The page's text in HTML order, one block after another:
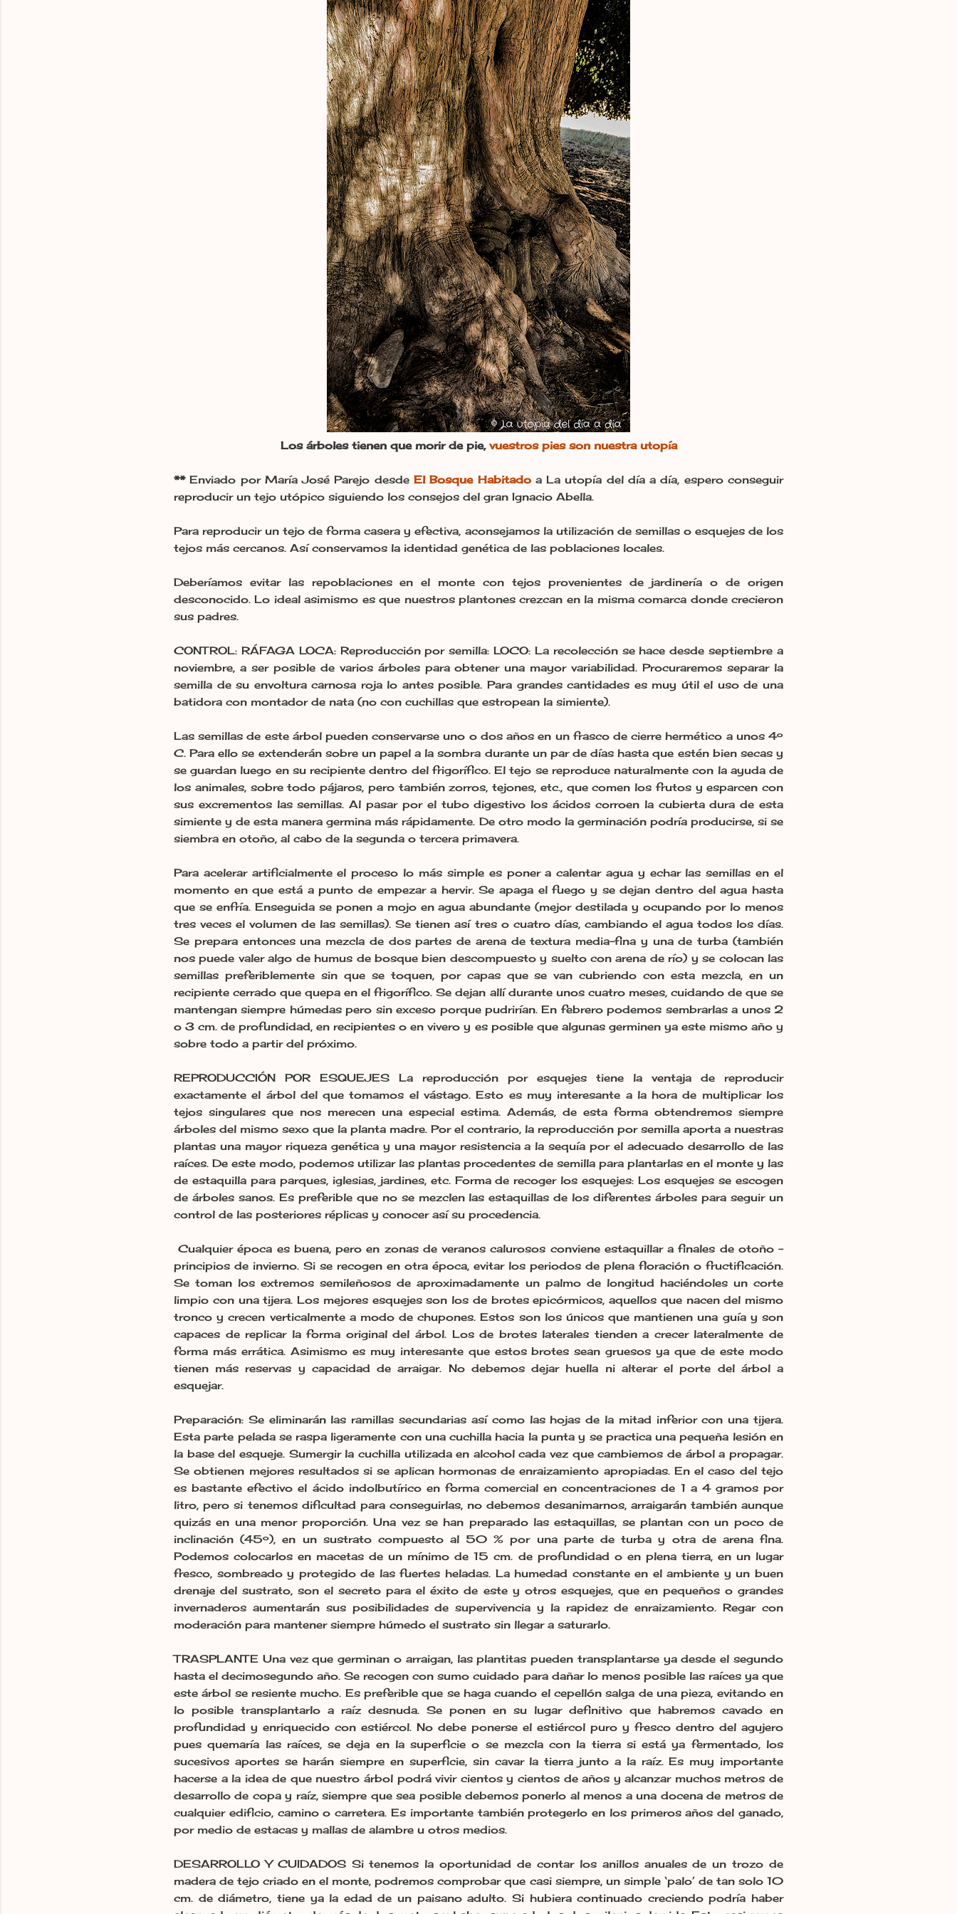
Los árboles tienen que morir de pie,vuestros pies son nuestra utopía
**Enviado por María José Parejo desde El Bosque Habitadoa La utopía del día a día, espero conseguir
reproducir un tejo utópico siguiendo los consejos del gran Ignacio Abella.
Para reproducir un tejo de forma casera y efectiva, aconsejamos la utilización de semillas o esquejes de los
tejos más cercanos. Así conservamos la identidad genética de las poblaciones locales.
Deberíamos evitar las repoblaciones en el monte con tejos provenientes de jardinería o de origen
desconocido. Lo ideal asimismo es que nuestros plantones crezcan en la misma comarca donde crecieron
sus padres.
CONTROL: RÁFAGA LOCA: Reproducción por semilla: LOCO: La recolección se hace desde septiembre a
noviembre, a ser posible de varios árboles para obtener una mayor variabilidad. Procuraremos separar la
semilla de su envoltura carnosa roja lo antes posible. Para grandes cantidades es muy útil el uso de una
batidora con montador de nata (no con cuchillas que estropean la simiente).
Las semillas de este árbol pueden conservarse uno o dos años en un frasco de cierre hermético a unos 4º
C. Para ello se extenderán sobre un papel a la sombra durante un par de días hasta que estén bien secas y
se guardan luego en su recipiente dentro del frigorífico. El tejo se reproduce naturalmente con la ayuda de
los animales, sobre todo pájaros, pero también zorros, tejones, etc., que comen los frutos y esparcen con
sus excrementos las semillas. Al pasar por el tubo digestivo los ácidos corroen la cubierta dura de esta
simiente y de esta manera germina más rápidamente. De otro modo la germinación podría producirse, si se
siembra en otoño, al cabo de la segunda o tercera primavera.
Para acelerar artificialmente el proceso lo más simple es poner a calentar agua y echar las semillas en el
momento en que está a punto de empezar a hervir. Se apaga el fuego y se dejan dentro del agua hasta
que se enfría. Enseguida se ponen a mojo en agua abundante (mejor destilada y ocupando por lo menos
tres veces el volumen de las semillas). Se tienen así tres o cuatro días, cambiando el agua todos los días.
Se prepara entonces una mezcla de dos partes de arena de textura media-fina y una de turba (también
nos puede valer algo de humus de bosque bien descompuesto y suelto con arena de río) y se colocan las
semillas preferiblemente sin que se toquen, por capas que se van cubriendo con esta mezcla, en un
recipiente cerrado que quepa en el frigorífico. Se dejan allí durante unos cuatro meses, cuidando de que se
mantengan siempre húmedas pero sin exceso porque pudrirían. En febrero podemos sembrarlas a unos 2
o 3 cm. de profundidad, en recipientes o en vivero y es posible que algunas germinen ya este mismo año y
sobre todo a partir del próximo.
REPRODUCCIÓN POR ESQUEJES La reproducción por esquejes tiene la ventaja de reproducir
exactamente el árbol del que tomamos el vástago. Esto es muy interesante a la hora de multiplicar los
tejos singulares que nos merecen una especial estima. Además, de esta forma obtendremos siempre
árboles del mismo sexo que la planta madre. Por el contrario, la reproducción por semilla aporta a nuestras
plantas una mayor riqueza genética y una mayor resistencia a la sequía por el adecuado desarrollo de las
raíces. De este modo, podemos utilizar las plantas procedentes de semilla para plantarlas en el monte y las
de estaquilla para parques, iglesias, jardines, etc. Forma de recoger los esquejes: Los esquejes se escogen
de árboles sanos. Es preferible que no se mezclen las estaquillas de los diferentes árboles para seguir un
control de las posteriores réplicas y conocer así su procedencia.
Cualquier época es buena, pero en zonas de veranos calurosos conviene estaquillar a finales de otoño -
principios de invierno. Si se recogen en otra época, evitar los periodos de plena floración o fructificación.
Se toman los extremos semileñosos de aproximadamente un palmo de longitud haciéndoles un corte
limpio con una tijera. Los mejores esquejes son los de brotes epicórmicos, aquellos que nacen del mismo
tronco y crecen verticalmente a modo de chupones. Estos son los únicos que mantienen una guía y son
capaces de replicar la forma original del árbol. Los de brotes laterales tienden a crecer lateralmente de
forma más errática. Asimismo es muy interesante que estos brotes sean gruesos ya que de este modo
tienen más reservas y capacidad de arraigar. No debemos dejar huella ni alterar el porte del árbol a
esquejar.
Preparación: Se eliminarán las ramillas secundarias así como las hojas de la mitad inferior con una tijera.
Esta parte pelada se raspa ligeramente con una cuchilla hacia la punta y se practica una pequeña lesión en
la base del esqueje. Sumergir la cuchilla utilizada en alcohol cada vez que cambiemos de árbol a propagar.
Se obtienen mejores resultados si se aplican hormonas de enraizamiento apropiadas. En el caso del tejo
es bastante efectivo el ácido indolbutírico en forma comercial en concentraciones de 1 a 4 gramos por
litro, pero si tenemos dificultad para conseguirlas, no debemos desanimarnos, arraigarán también aunque
quizás en una menor proporción. Una vez se han preparado las estaquillas, se plantan con un poco de
inclinación (45º), en un sustrato compuesto al 50 % por una parte de turba y otra de arena fina.
Podemos colocarlos en macetas de un mínimo de 15 cm. de profundidad o en plena tierra, en un lugar
fresco, sombreado y protegido de las fuertes heladas. La humedad constante en el ambiente y un buen
drenaje del sustrato, son el secreto para el éxito de este y otros esquejes, que en pequeños o grandes
invernaderos aumentarán sus posibilidades de supervivencia y la rapidez de enraizamiento. Regar con
moderación para mantener siempre húmedo el sustrato sin llegar a saturarlo.
TRASPLANTE Una vez que germinan o arraigan, las plantitas pueden transplantarse ya desde el segundo
hasta el decimosegundo año. Se recogen con sumo cuidado para dañar lo menos posible las raíces ya que
este árbol se resiente mucho. Es preferible que se haga cuando el cepellón salga de una pieza, evitando en
lo posible transplantarlo a raíz desnuda. Se ponen en su lugar definitivo que habremos cavado en
profundidad y enriquecido con estiércol. No debe ponerse el estiércol puro y fresco dentro del agujero
pues quemaría las raíces, se deja en la superficie o se mezcla con la tierra si está ya fermentado, los
sucesivos aportes se harán siempre en superficie, sin cavar la tierra junto a la raíz. Es muy importante
hacerse a la idea de que nuestro árbol podrá vivir cientos y cientos de años y alcanzar muchos metros de
desarrollo de copa y raíz, siempre que sea posible debemos ponerlo al menos a una docena de metros de
cualquier edificio, camino o carretera. Es importante también protegerlo en los primeros años del ganado,
por medio de estacas y mallas de alambre u otros medios.
DESARROLLO Y CUIDADOS Si tenemos la oportunidad de contar los anillos anuales de un trozo de
madera de tejo criado en el monte, podremos comprobar que casi siempre, un simple ‘palo’ de tan solo 10
cm. de diámetro, tiene ya la edad de un paisano adulto. Si hubiera continuado creciendo podría haber